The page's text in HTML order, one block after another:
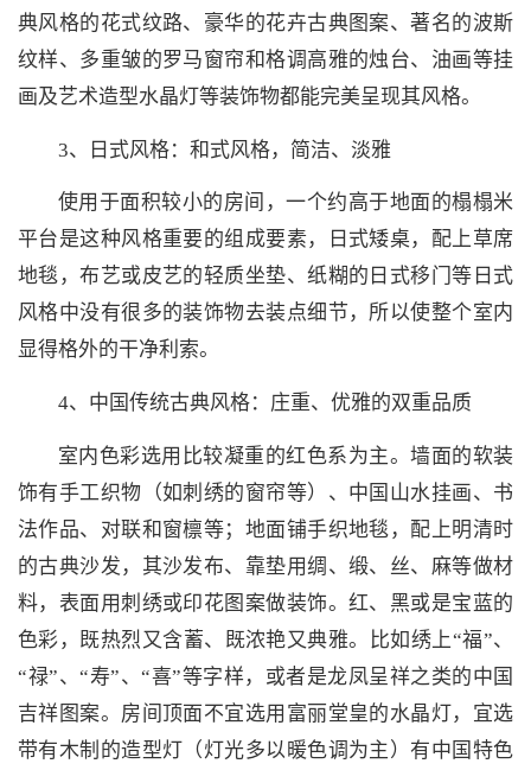
典风格的花式纹路、豪华的花卉古典图案、著名的波斯
纹样、多重皱的罗马窗帘和格调高雅的烛台、油画等挂
画及艺术造型水晶灯等装饰物都能完美呈现其风格。
3、日式风格：和式风格，简洁、淡雅
使用于面积较小的房间，一个约高于地面的榻榻米
平台是这种风格重要的组成要素，日式矮桌，配上草席
地毯，布艺或皮艺的轻质坐垫、纸糊的日式移门等日式
风格中没有很多的装饰物去装点细节，所以使整个室内
显得格外的干净利索。
4、中国传统古典风格：庄重、优雅的双重品质
室内色彩选用比较凝重的红色系为主。墙面的软装
饰有手工织物（如刺绣的窗帘等）、中国山水挂画、书
法作品、对联和窗檩等；地面铺手织地毯，配上明清时
的古典沙发，其沙发布、靠垫用绸、缎、丝、麻等做材
料，表面用刺绣或印花图案做装饰。红、黑或是宝蓝的
色彩，既热烈又含蓄、既浓艳又典雅。比如绣上“福”、
“禄”、“寿”、“喜”等字样，或者是龙凤呈祥之类的中国
吉祥图案。房间顶面不宜选用富丽堂皇的水晶灯，宜选
带有木制的造型灯（灯光多以暖色调为主）有中国特色